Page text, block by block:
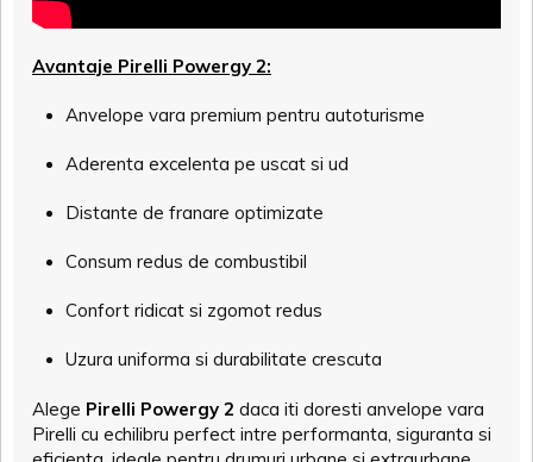
Avantaje Pirelli Powergy 2:
Anvelope vara premium pentru autoturisme
Aderenta excelenta pe uscat si ud
Distante de franare optimizate
Consum redus de combustibil
Confort ridicat si zgomot redus
Uzura uniforma si durabilitate crescuta
Alege Pirelli Powergy 2 daca iti doresti anvelope vara
Pirelli cu echilibru perfect intre performanta, siguranta si